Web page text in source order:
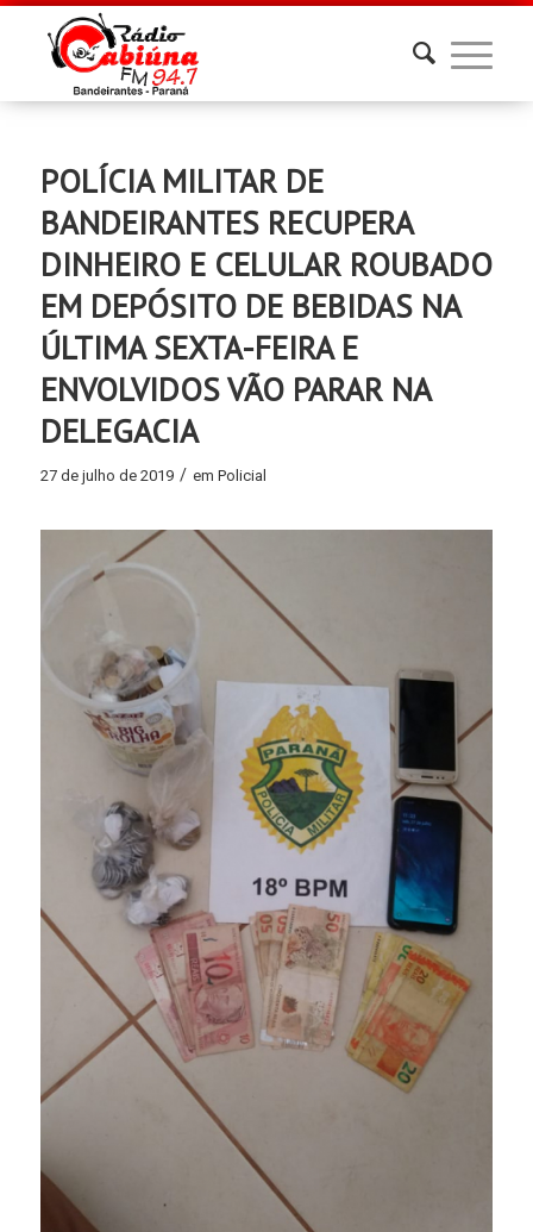
POLÍCIA MILITAR DE
BANDEIRANTES RECUPERA
DINHEIRO E CELULAR ROUBADO
EM DEPÓSITO DE BEBIDAS NA
ÚLTIMA SEXTA-FEIRA E
ENVOLVIDOS VÃO PARAR NA
DELEGACIA
27 de julho de 2019 / em Policial